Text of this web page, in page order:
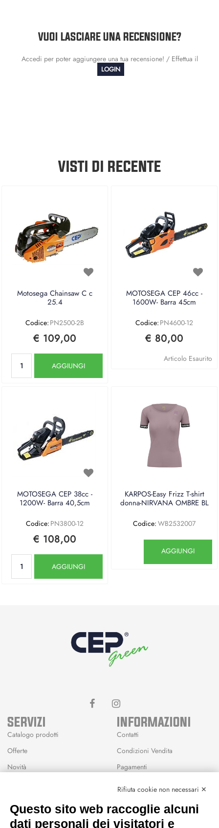
VUOI LASCIARE UNA RECENSIONE?
Accedi per poter aggiungere una tua recensione! / Effettua il
LOGIN
VISTI DI RECENTE
Motosega Chainsaw C c
25.4
Codice: PN2500-2B
€ 109,00
AGGIUNGI
MOTOSEGA CEP 46cc -
1600W- Barra 45cm
Codice: PN4600-12
€ 80,00
Articolo Esaurito
MOTOSEGA CEP 38cc -
1200W- Barra 40,5cm
Codice: PN3800-12
€ 108,00
AGGIUNGI
KARPOS-Easy Frizz T-shirt
donna-NIRVANA OMBRE BL
Codice: WB2532007
AGGIUNGI
SERVIZI
Catalogo prodotti
Offerte
Novità
Wishlist
INFORMAZIONI
Contatti
Condizioni Vendita
Pagamenti
Rifiuta cookie non necessari ✕
Questo sito web raccoglie alcuni
dati personali dei visitatori e